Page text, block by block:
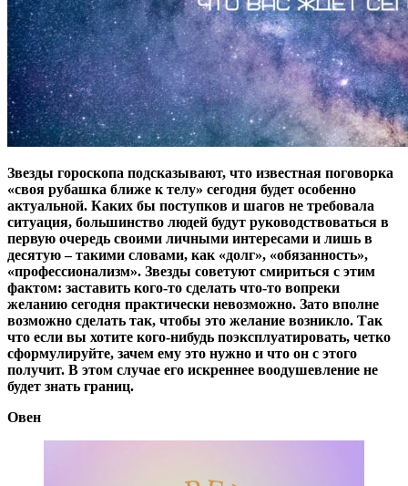
Звезды гороскопа подсказывают, что известная поговорка
«своя рубашка ближе к телу» сегодня будет особенно
актуальной. Каких бы поступков и шагов не требовала
ситуация, большинство людей будут руководствоваться в
первую очередь своими личными интересами и лишь в
десятую – такими словами, как «долг», «обязанность»,
«профессионализм». Звезды советуют смириться с этим
фактом: заставить кого-то сделать что-то вопреки
желанию сегодня практически невозможно. Зато вполне
возможно сделать так, чтобы это желание возникло. Так
что если вы хотите кого-нибудь поэксплуатировать, четко
сформулируйте, зачем ему это нужно и что он с этого
получит. В этом случае его искреннее воодушевление не
будет знать границ.
Овен